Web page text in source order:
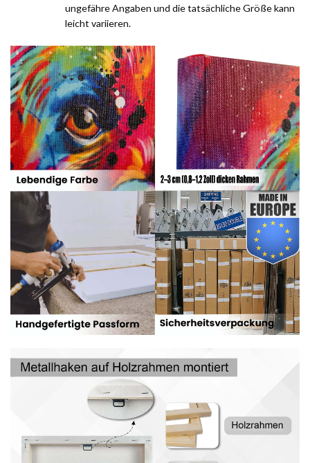
ungefähre Angaben und die tatsächliche Größe kann
leicht variieren.